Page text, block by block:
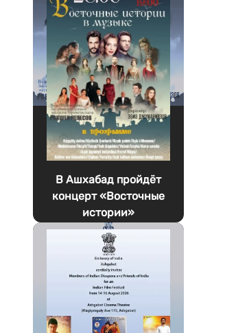
В Ашхабад пройдёт
концерт «Восточные
истории»